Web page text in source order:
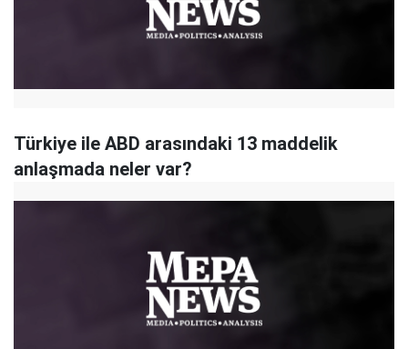
Türkiye ile ABD arasındaki 13 maddelik
anlaşmada neler var?